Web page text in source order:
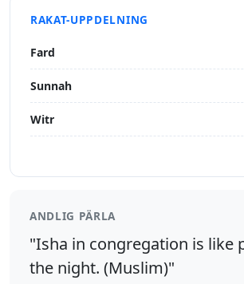
RAKAT-UPPDELNING
Fard
Sunnah
Witr
ANDLIG PÄRLA
"Isha in congregation is like
the night. (Muslim)"